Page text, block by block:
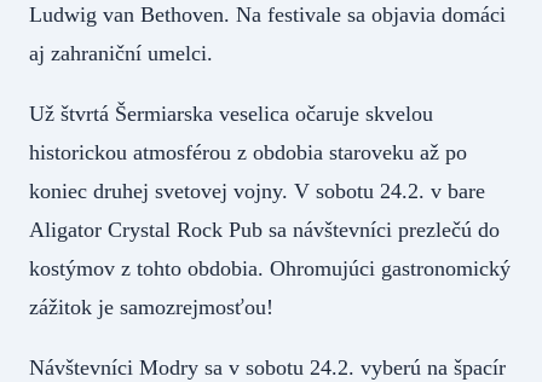
Ludwig van Bethoven. Na festivale sa objavia domáci
aj zahraniční umelci.
Už štvrtá Šermiarska veselica očaruje skvelou
historickou atmosférou z obdobia staroveku až po
koniec druhej svetovej vojny. V sobotu 24.2. v bare
Aligator Crystal Rock Pub sa návštevníci prezlečú do
kostýmov z tohto obdobia. Ohromujúci gastronomický
zážitok je samozrejmosťou!
Návštevníci Modry sa v sobotu 24.2. vyberú na špacír